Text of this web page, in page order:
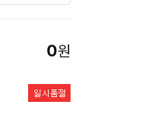
0원